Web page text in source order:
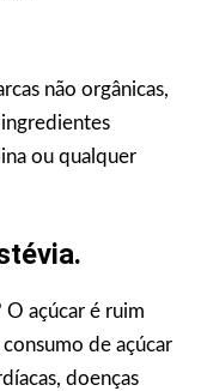
não orgânicas,
ou qualquer
O açúcar é ruim
de açúcar
doenças